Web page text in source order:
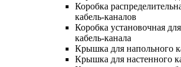
Коробка
кабель-каналов
Коробка установочная
кабель-канала
Крышка для напольного
Крышка для настенного